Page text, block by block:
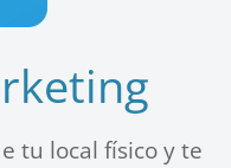
tu local físico y te